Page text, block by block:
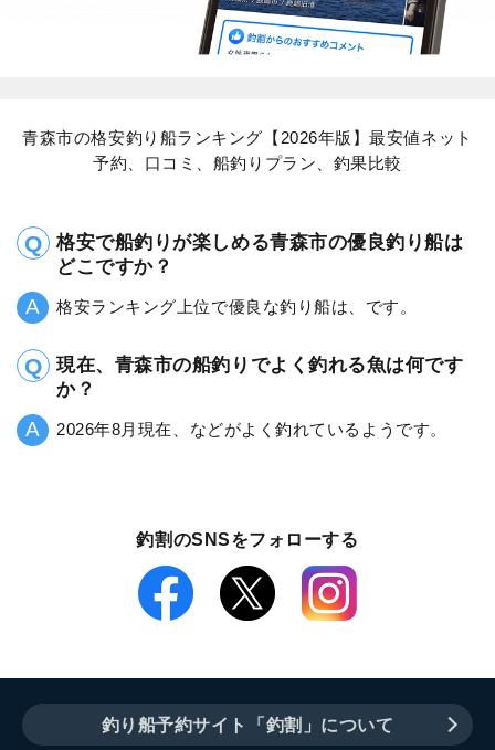
青森市の格安釣り船ランキング【2026年版】最安値ネット
予約、口コミ、船釣りプラン、釣果比較
格安で船釣りが楽しめる青森市の優良釣り船は
どこですか？
格安ランキング上位で優良な釣り船は、です。
現在、青森市の船釣りでよく釣れる魚は何です
か？
2026年8月現在、などがよく釣れているようです。
釣割のSNSをフォローする
釣り船予約サイト「釣割」について